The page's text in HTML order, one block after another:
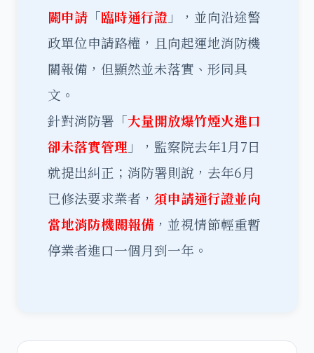
關申請 「臨時通行證 」，並向沿途警
政單位申請路權，且向起運地消防機
關報備，但顯然並未落實、形同具
文。
針對消防署「大量開放爆竹煙火進口
卻未落實管理 」，監察院去年1月7日
就提出糾正；消防署則說，去年6月
已修法要求業者， 須申請通行證並向
當地消防機關報備 ，並視情節輕重暫
停業者進口一個月到一年。